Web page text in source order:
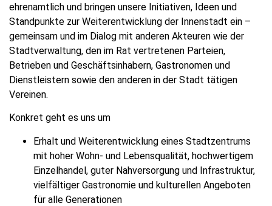
ehrenamtlich und bringen unsere Initiativen, Ideen und
Standpunkte zur Weiterentwicklung der Innenstadt ein –
gemeinsam und im Dialog mit anderen Akteuren wie der
Stadtverwaltung, den im Rat vertretenen Parteien,
Betrieben und Geschäftsinhabern, Gastronomen und
Dienstleistern sowie den anderen in der Stadt tätigen
Vereinen.
Konkret geht es uns um
Erhalt und Weiterentwicklung eines Stadtzentrums
mit hoher Wohn- und Lebensqualität, hochwertigem
Einzelhandel, guter Nahversorgung und Infrastruktur,
vielfältiger Gastronomie und kulturellen Angeboten
für alle Generationen